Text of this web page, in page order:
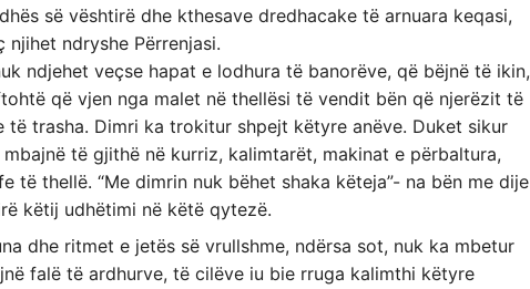
së vështirë dhe kthesave dredhacake të arnuara keqasi,
ndryshe Përrenjasi.
ndjehet veçse hapat e lodhura të banorëve, që bëjnë të ikin,
që vjen nga malet në thellësi të vendit bën që njerëzit të
trasha. Dimri ka trokitur shpejt këtyre anëve. Duket sikur
të gjithë në kurriz, kalimtarët, makinat e përbaltura,
thellë. “Me dimrin nuk bëhet shaka këteja”- na bën me dije
këtij udhëtimi në këtë qytezë.
dhe ritmet e jetës së vrullshme, ndërsa sot, nuk ka mbetur
falë të ardhurve, të cilëve iu bie rruga kalimthi këtyre